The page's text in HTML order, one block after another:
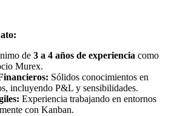
de 3 a 4 años de experiencia como
Murex.
Sólidos conocimientos en
incluyendo P&L y sensibilidades.
Experiencia trabajando en entornos
con Kanban.